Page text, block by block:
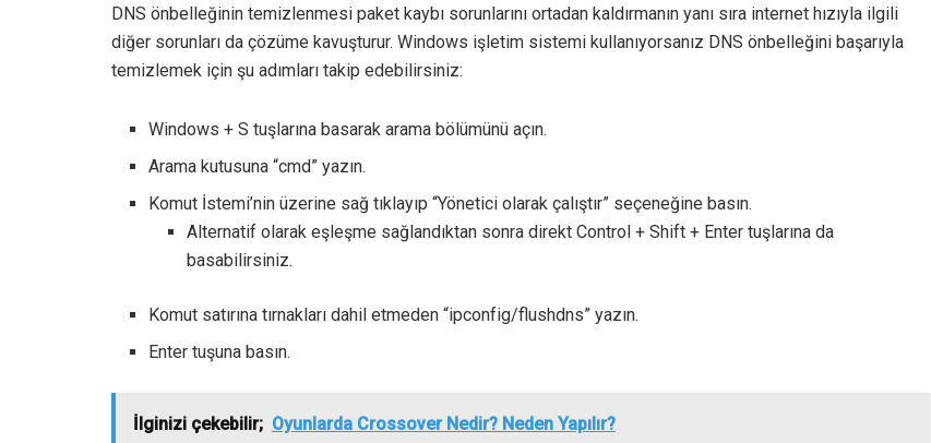
DNS önbelleğinin temizlenmesi paket kaybı sorunlarını ortadan kaldırmanın yanı sıra internet hızıyla ilgili
diğer sorunları da çözüme kavuşturur. Windows işletim sistemi kullanıyorsanız DNS önbelleğini başarıyla
temizlemek için şu adımları takip edebilirsiniz:
Windows + S tuşlarına basarak arama bölümünü açın.
Arama kutusuna “cmd” yazın.
Komut İstemi’nin üzerine sağ tıklayıp “Yönetici olarak çalıştır” seçeneğine basın.
Alternatif olarak eşleşme sağlandıktan sonra direkt Control + Shift + Enter tuşlarına da
basabilirsiniz.
Komut satırına tırnakları dahil etmeden “ipconfig/flushdns” yazın.
Enter tuşuna basın.
İlginizi çekebilir; Oyunlarda Crossover Nedir? Neden Yapılır?